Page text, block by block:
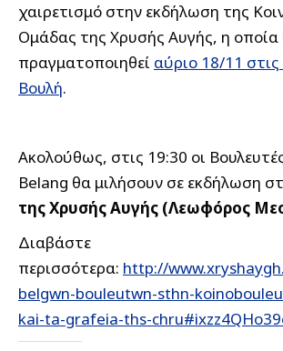
χαιρετισμό στην εκδήλωση της
Ομάδας της Χρυσής Αυγής, η οποία
πραγματοποιηθεί αύριο 18/11
Βουλή.
Ακολούθως, στις 19:30 οι
Belang θα μιλήσουν σε εκδήλωση
της Χρυσής Αυγής (Λεωφόρος
Διαβάστε
περισσότερα: http://
belgwn-bouleutwn-sthn-
kai-ta-grafeia-ths-